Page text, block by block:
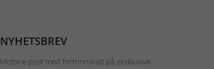
NYHETSBREV
Motta e-post med fortrinnsrett på eksklusive